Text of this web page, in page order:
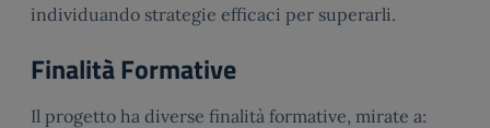
individuando strategie efficaci per superarli.
Finalità Formative
Il progetto ha diverse finalità formative, mirate a: